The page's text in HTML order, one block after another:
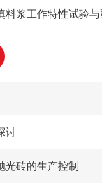
料浆工作特性试验
讨
光砖的生产控制